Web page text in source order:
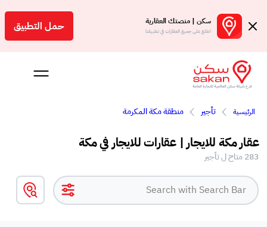
سكن | منصتك العقارية
اطلع على جميع العقارات في تطبيقنا حمل التطبيق
الرئيسية تأجير منطقة مكة المكرمة
عقار مكة للايجار | عقارات للايجار في مكة
283 متاح ل تأجير